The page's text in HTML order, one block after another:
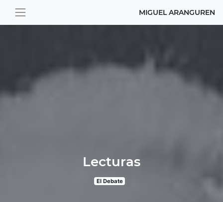
MIGUEL ARANGUREN
Lecturas
El Debate